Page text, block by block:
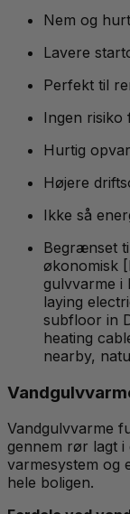
Nem og
Lavere
Perfekt til
Ingen risiko
Hurtig
Højere
Ikke så
Begrænset
økonomisk
gulvvarme i
laying
subfloor in
heating
nearby,
Vandgulvvarme
gennem rør lagt i
varmesystem og
hele boligen.